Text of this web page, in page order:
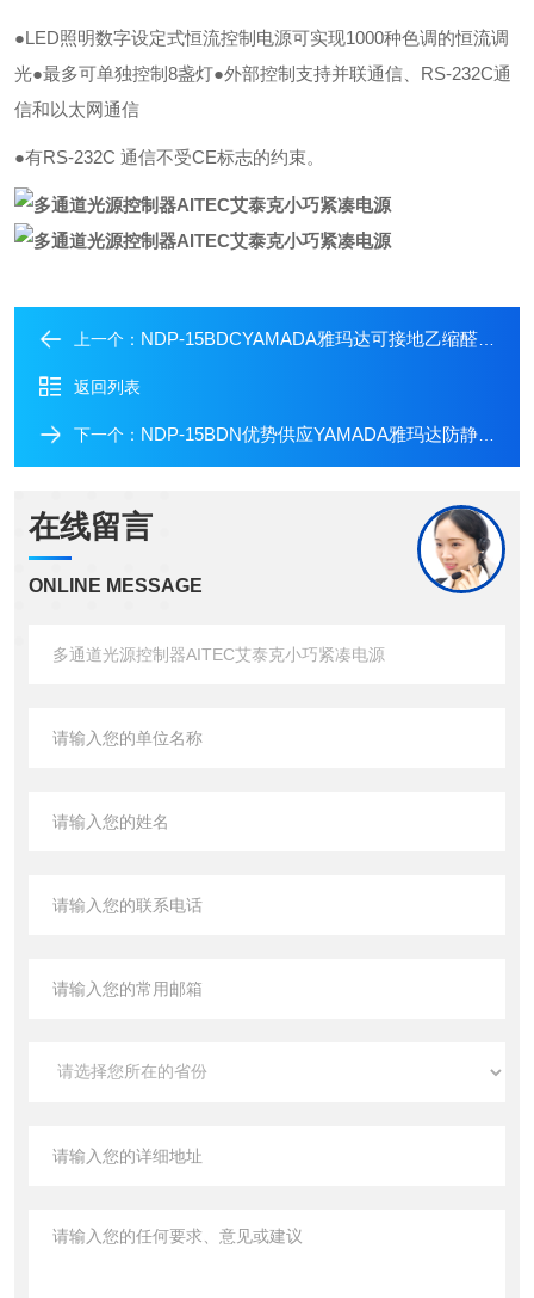
●LED照明数字设定式恒流控制电源可实现1000种色调的恒流调
光●最多可单独控制8盏灯●外部控制支持并联通信、RS-232C通
信和以太网通信
●有RS-232C 通信不受CE标志的约束。
上一个： NDP-15BDCYAMADA雅玛达可接地乙缩醛材质隔膜泵NDP
返回列表
下一个： NDP-15BDN优势供应YAMADA雅玛达防静电乙缩醛隔膜泵
在线留言
ONLINE MESSAGE